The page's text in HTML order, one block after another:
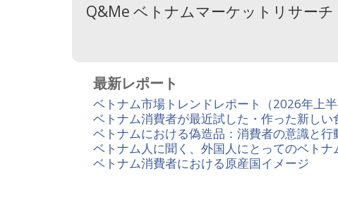
Q&Me ベトナムマーケットリサーチ
最新レポート
ベトナム市場トレンドレポート（2026年上半
ベトナム消費者が最近試した・作った新しい
ベトナムにおける偽造品：消費者の意識と行
ベトナム人に聞く、外国人にとってのベトナ
ベトナム消費者における原産国イメージ